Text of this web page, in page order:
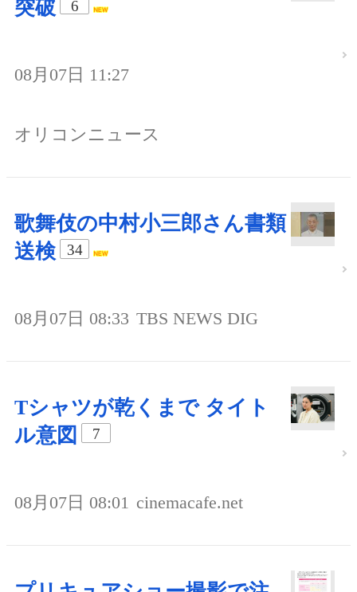
突破
6
08月07日 11:27
オリコンニュース
歌舞伎の中村小三郎さん書類
送検
34
08月07日 08:33 TBS NEWS DIG
Tシャツが乾くまで タイト
ル意図
7
08月07日 08:01 cinemacafe.net